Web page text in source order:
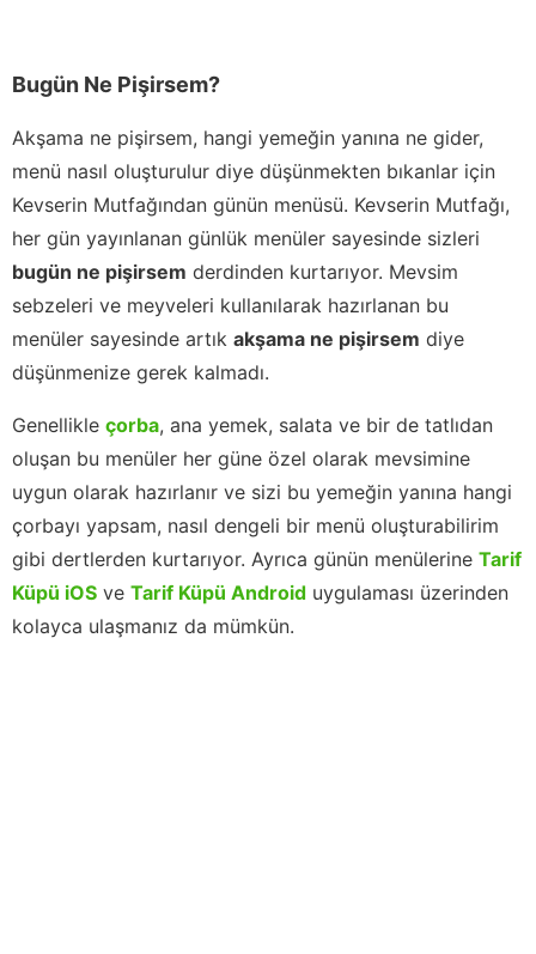
Bugün Ne Pişirsem?
Akşama ne pişirsem, hangi yemeğin yanına ne gider,
menü nasıl oluşturulur diye düşünmekten bıkanlar için
Kevserin Mutfağından günün menüsü. Kevserin Mutfağı,
her gün yayınlanan günlük menüler sayesinde sizleri
bugün ne pişirsem derdinden kurtarıyor. Mevsim
sebzeleri ve meyveleri kullanılarak hazırlanan bu
menüler sayesinde artık akşama ne pişirsem diye
düşünmenize gerek kalmadı.
Genellikle çorba, ana yemek, salata ve bir de tatlıdan
oluşan bu menüler her güne özel olarak mevsimine
uygun olarak hazırlanır ve sizi bu yemeğin yanına hangi
çorbayı yapsam, nasıl dengeli bir menü oluşturabilirim
gibi dertlerden kurtarıyor. Ayrıca günün menülerine Tarif
Küpü iOS ve Tarif Küpü Android uygulaması üzerinden
kolayca ulaşmanız da mümkün.